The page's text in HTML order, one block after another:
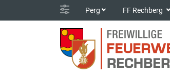
Perg FF Rechberg